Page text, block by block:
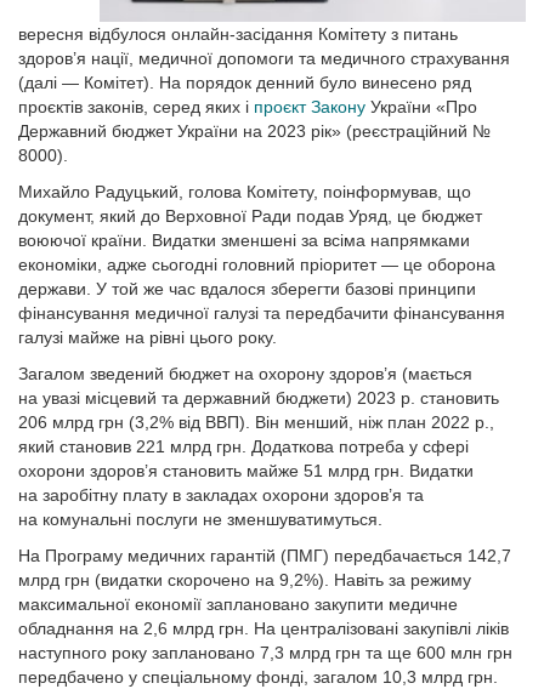
вересня відбулося онлайн-засідання Комітету з питань
здоров’я нації, медичної допомоги та медичного страхування
(далі — Комітет). На порядок денний було винесено ряд
проєктів законів, серед яких і проєкт Закону України «Про
Державний бюджет України на 2023 рік» (реєстраційний №
8000).
Михайло Радуцький, голова Комітету, поінформував, що
документ, який до Верховної Ради подав Уряд, це бюджет
воюючої країни. Видатки зменшені за всіма напрямками
економіки, адже сьогодні головний пріоритет — це оборона
держави. У той же час вдалося зберегти базові принципи
фінансування медичної галузі та передбачити фінансування
галузі майже на рівні цього року.
Загалом зведений бюджет на охорону здоров’я (мається
на увазі місцевий та державний бюджети) 2023 р. становить
206 млрд грн (3,2% від ВВП). Він менший, ніж план 2022 р.,
який становив 221 млрд грн. Додаткова потреба у сфері
охорони здоров’я становить майже 51 млрд грн. Видатки
на заробітну плату в закладах охорони здоров’я та
на комунальні послуги не зменшуватимуться.
На Програму медичних гарантій (ПМГ) передбачається 142,7
млрд грн (видатки скорочено на 9,2%). Навіть за режиму
максимальної економії заплановано закупити медичне
обладнання на 2,6 млрд грн. На централізовані закупівлі ліків
наступного року заплановано 7,3 млрд грн та ще 600 млн грн
передбачено у спеціальному фонді, загалом 10,3 млрд грн.